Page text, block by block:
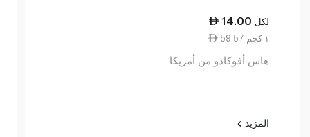
14.00 لكل
59.57 ١ كجم
هاس أفوكادو من أمريكا
المزيد